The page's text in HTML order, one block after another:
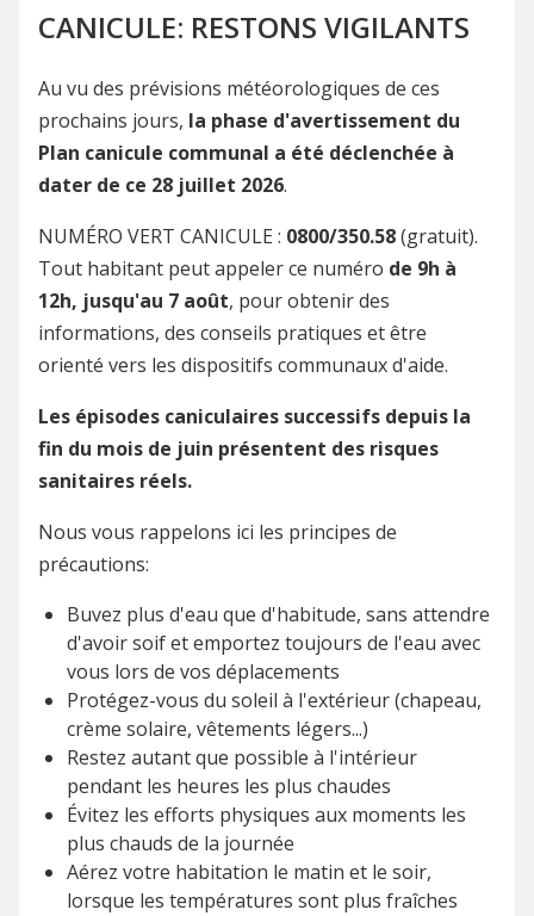
CANICULE: RESTONS VIGILANTS
Au vu des prévisions météorologiques de ces
prochains jours, la phase d'avertissement du
Plan canicule communal a été déclenchée à
dater de ce 28 juillet 2026.
NUMÉRO VERT CANICULE : 0800/350.58(gratuit).
Tout habitant peut appeler ce numéro de 9h à
12h, jusqu'au 7 août, pour obtenir des
informations, des conseils pratiques et être
orienté vers les dispositifs communaux d'aide.
Les épisodes caniculaires successifs depuis la
fin du mois de juin présentent des risques
sanitaires réels.
Nous vous rappelons ici les principes de
précautions:
Buvez plus d'eau que d'habitude, sans attendre
d'avoir soif et emportez toujours de l'eau avec
vous lors de vos déplacements
Protégez-vous du soleil à l'extérieur (chapeau,
crème solaire, vêtements légers...)
Restez autant que possible à l'intérieur
pendant les heures les plus chaudes
Évitez les efforts physiques aux moments les
plus chauds de la journée
Aérez votre habitation le matin et le soir,
lorsque les températures sont plus fraîches